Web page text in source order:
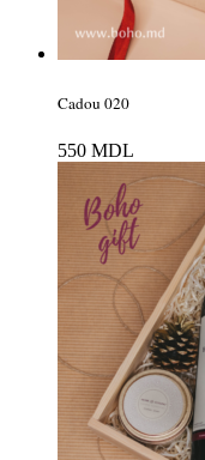
Cadou 020
550 MDL